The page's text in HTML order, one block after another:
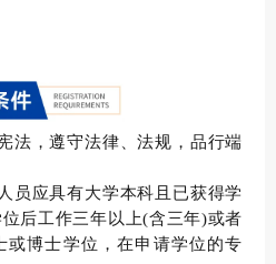
法，遵守法律、法规，品行端
员应具有大学本科且已获得学
后工作三年以上(含三年)或者
或博士学位，在申请学位的专